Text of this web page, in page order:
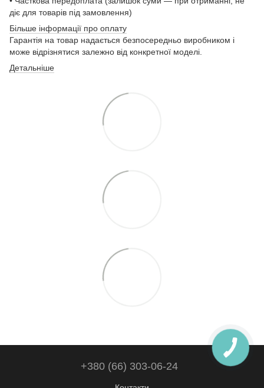
діє для товарів під замовлення)
Більше інформації про оплату
Гарантія на товар надається безпосередньо виробником і
може відрізнятися залежно від конкретної моделі.
Детальніше
+380 (66) 303-06-24